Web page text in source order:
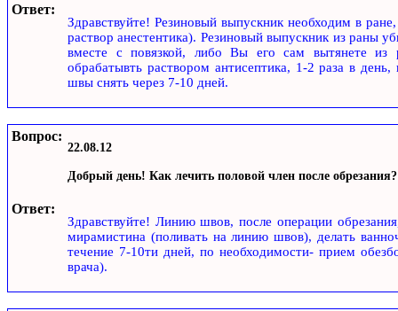
Ответ:
Здравствуйте! Резиновый выпускник необходим в
раствор анестентика). Резиновый выпускник из раны
вместе с повязкой, либо Вы его сам вытянете из
обрабатывть раствором антисептика, 1-2 раза в
швы снять через 7-10 дней.
Вопрос:
22.08.12
Добрый день! Как лечить половой член после обрезания?
Ответ:
Здравствуйте! Линию швов, после операции
мирамистина (поливать на линию швов), делать
течение 7-10ти дней, по необходимости- прием
врача).